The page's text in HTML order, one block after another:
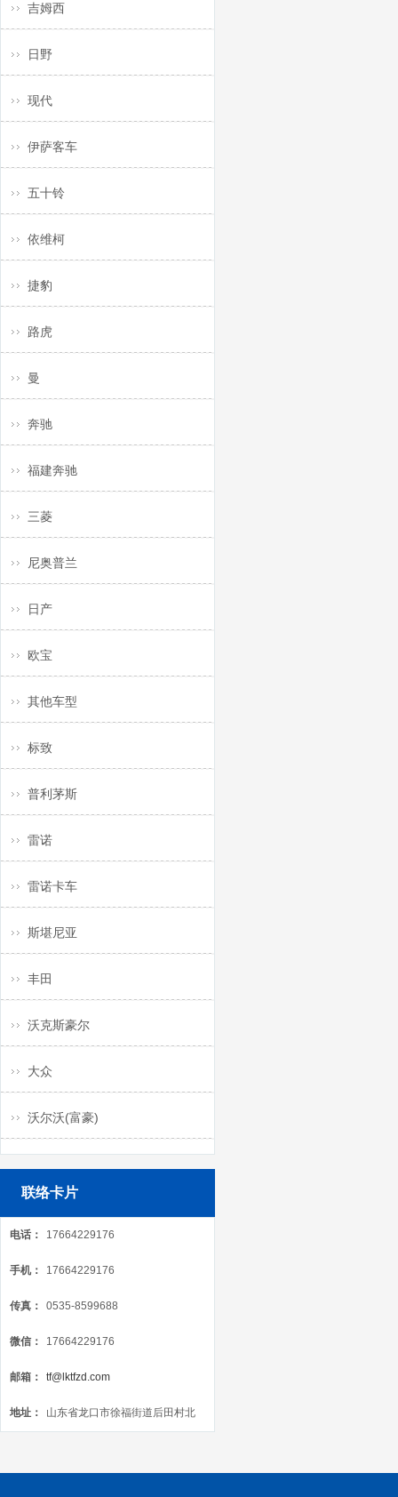
吉姆西
日野
现代
伊萨客车
五十铃
依维柯
捷豹
路虎
曼
奔驰
福建奔驰
三菱
尼奥普兰
日产
欧宝
其他车型
标致
普利茅斯
雷诺
雷诺卡车
斯堪尼亚
丰田
沃克斯豪尔
大众
沃尔沃(富豪)
联络卡片
电话： 17664229176
手机： 17664229176
传真： 0535-8599688
微信： 17664229176
邮箱： tf@lktfzd.com
地址： 山东省龙口市徐福街道后田村北